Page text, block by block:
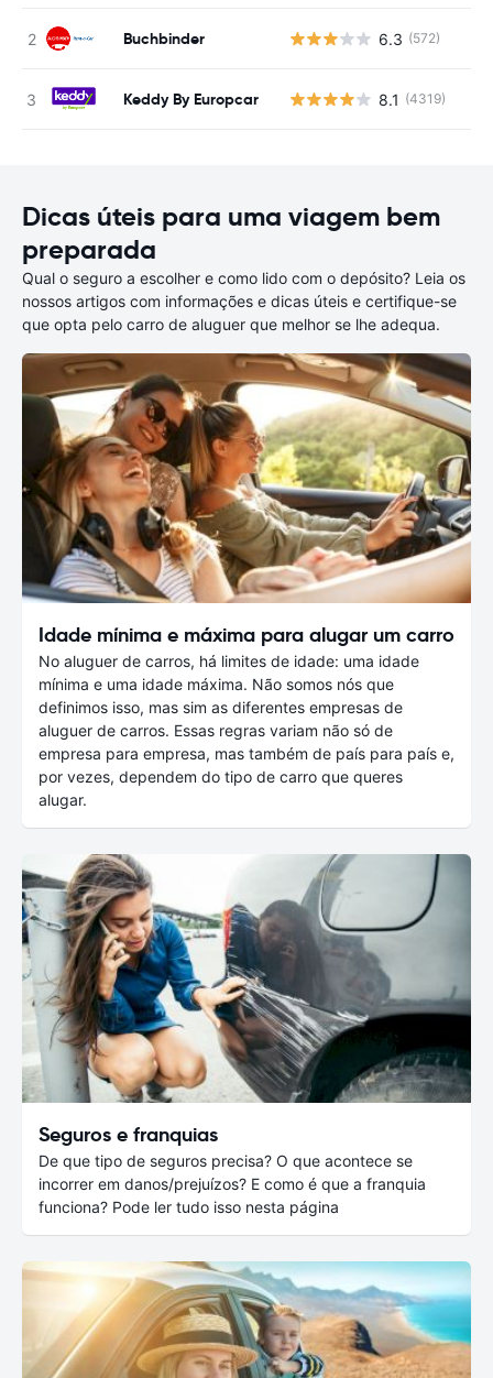
Buchbinder 6.3 (572)
Keddy By Europcar 8.1 (4319)
Dicas úteis para uma viagem bem
preparada
Qual o seguro a escolher e como lido com o depósito? Leia os
nossos artigos com informações e dicas úteis e certifique-se
que opta pelo carro de aluguer que melhor se lhe adequa.
Idade mínima e máxima para alugar um carro
No aluguer de carros, há limites de idade: uma idade
mínima e uma idade máxima. Não somos nós que
definimos isso, mas sim as diferentes empresas de
aluguer de carros. Essas regras variam não só de
empresa para empresa, mas também de país para país e,
por vezes, dependem do tipo de carro que queres
alugar.
Seguros e franquias
De que tipo de seguros precisa? O que acontece se
incorrer em danos/prejuízos? E como é que a franquia
funciona? Pode ler tudo isso nesta página